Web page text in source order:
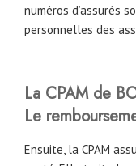
numéros d’assurés
personnelles des
La CPAM de
Le
Ensuite, la CPAM